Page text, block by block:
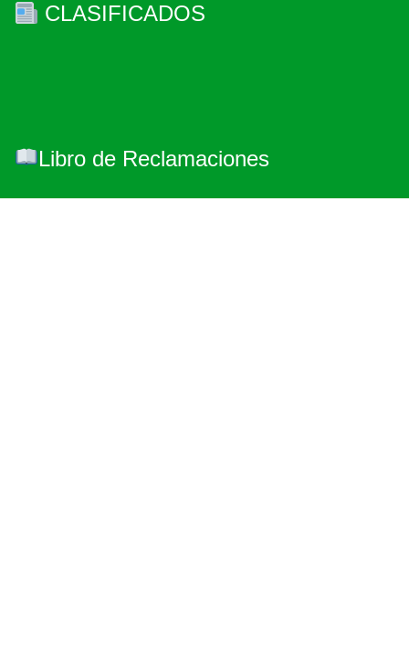
CLASIFICADOS
Libro de Reclamaciones